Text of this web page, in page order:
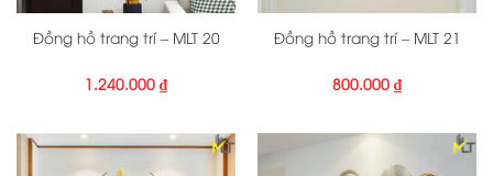
Đồng hồ trang trí – MLT 20
1.240.000 ₫
Đồng hồ trang trí – MLT 21
800.000 ₫